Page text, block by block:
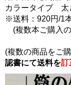
カラータイプ 太
※送料：920円/1
(複数本ご購入
(複数の商品をご
認書にて送料を訂